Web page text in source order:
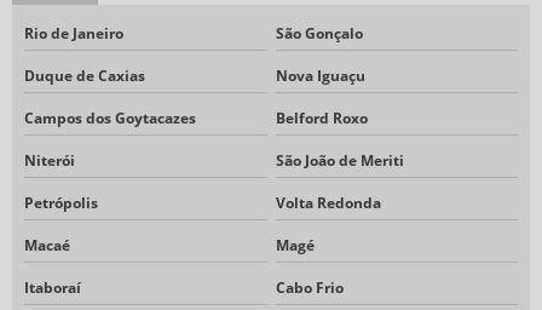
VÁLVULAS DE BLOQUEIO TIPO AGULHA
VÁLVULAS DE MANIFOLD
VÁLVULAS INSTRUMENTAÇÃO
VALVULAS MANIFOLDS
Rio de Janeiro São Gonçalo
Duque de Caxias Nova Iguaçu
Campos dos Goytacazes Belford Roxo
Niterói São João de Meriti
Petrópolis Volta Redonda
Macaé Magé
Itaboraí Cabo Frio